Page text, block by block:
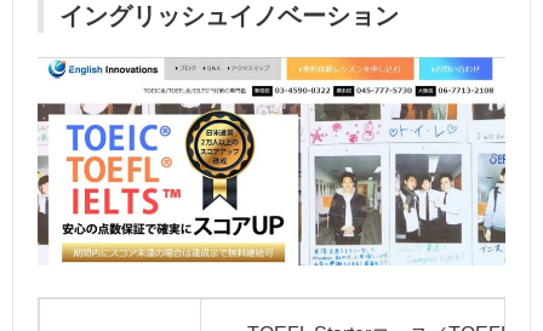
イングリッシュイノベーション